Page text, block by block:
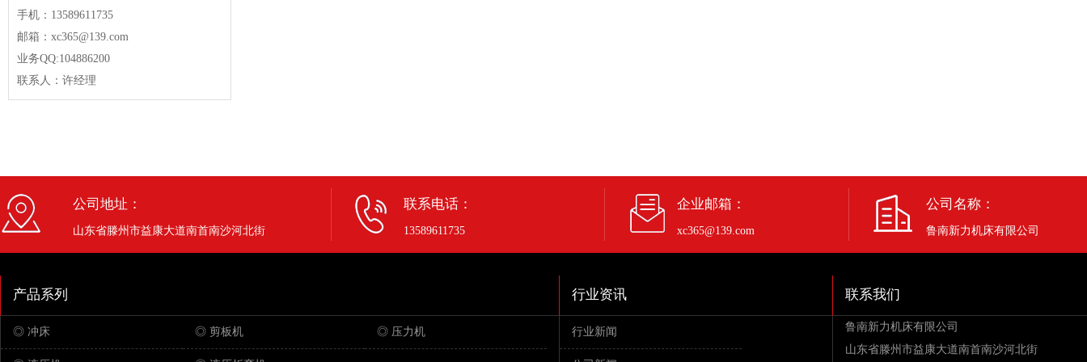
手机：13589611735
邮箱：xc365@139.com
业务QQ:104886200
联系人：许经理
公司地址：
山东省滕州市益康大道南首南沙河北街
联系电话：
13589611735
企业邮箱：
xc365@139.com
公司名称：
鲁南新力机床有限公司
产品系列 行业资讯 联系我们
◎ 冲床 ◎ 剪板机 ◎ 压力机 行业新闻
鲁南新力机床有限公司
山东省滕州市益康大道南首南沙河北街